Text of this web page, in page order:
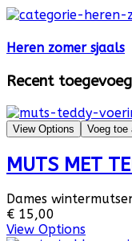
Heren zomer sjaals
Recent
View Options Voeg toe
MUTS MET
Dames
€ 15,00
View Options